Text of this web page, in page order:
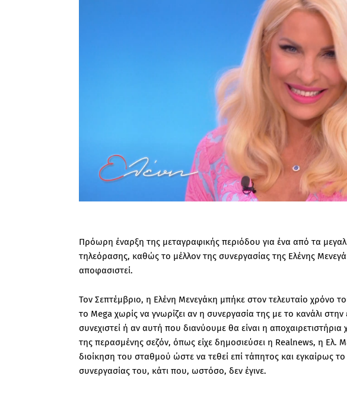
Πρόωρη έναρξη της μεταγραφικής περιόδου για ένα από τα
τηλεόρασης, καθώς το μέλλον της συνεργασίας της Ελένης
αποφασιστεί.
Τον Σεπτέμβριο, η Ελένη Μενεγάκη μπήκε στον τελευταίο χρόνο
το Mega χωρίς να γνωρίζει αν η συνεργασία της με το κανάλι
συνεχιστεί ή αν αυτή που διανύουμε θα είναι η
της περασμένης σεζόν, όπως είχε δημοσιεύσει η Realnews, η Ελ.
διοίκηση του σταθμού ώστε να τεθεί επί τάπητος και εγκαίρως
συνεργασίας του, κάτι που, ωστόσο, δεν έγινε.